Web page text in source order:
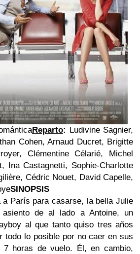
Reparto:
Ludivine Sagnier,
Cohen, Arnaud Ducret, Brigitte
Clémentine Célarié, Michel
Ina Castagnetti, Sophie-Charlotte
Cédric Nouet, David Capelle,
SINOPSIS
a París para casarse, la bella Julie
de al lado a Antoine, un
al que tanto quiso tres años
todo lo posible por no caer en sus
7 horas de vuelo. Él, en cambio,